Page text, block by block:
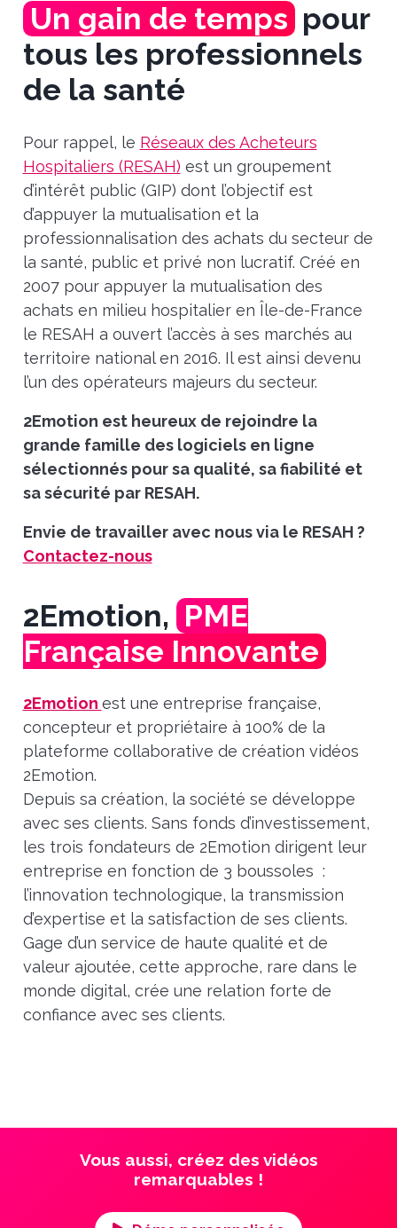
Un gain de temps pour
tous les professionnels
de la santé
Pour rappel, le Réseaux des Acheteurs
Hospitaliers (RESAH) est un groupement
d’intérêt public (GIP) dont l’objectif est
d’appuyer la mutualisation et la
professionnalisation des achats du secteur de
la santé, public et privé non lucratif. Créé en
2007 pour appuyer la mutualisation des
achats en milieu hospitalier en Île-de-France
le RESAH a ouvert l’accès à ses marchés au
territoire national en 2016. Il est ainsi devenu
l’un des opérateurs majeurs du secteur.
2Emotion est heureux de rejoindre la
grande famille des logiciels en ligne
sélectionnés pour sa qualité, sa fiabilité et
sa sécurité par RESAH.
Envie de travailler avec nous via le RESAH ?
Contactez-nous
2Emotion, PME
Française Innovante
2Emotion est une entreprise française,
concepteur et propriétaire à 100% de la
plateforme collaborative de création vidéos
2Emotion.
Depuis sa création, la société se développe
avec ses clients. Sans fonds d’investissement,
les trois fondateurs de 2Emotion dirigent leur
entreprise en fonction de 3 boussoles :
l’innovation technologique, la transmission
d’expertise et la satisfaction de ses clients.
Gage d’un service de haute qualité et de
valeur ajoutée, cette approche, rare dans le
monde digital, crée une relation forte de
confiance avec ses clients.
Vous aussi, créez des vidéos
remarquables !